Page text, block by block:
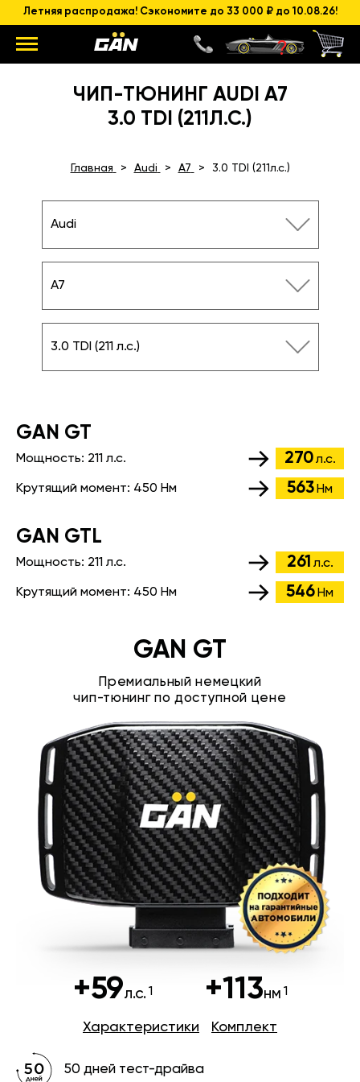
Летняя распродажа! Сэкономите до 33 000 ₽ до 10.08.26!
ЧИП-ТЮНИНГ AUDI A7
3.0 TDI (211Л.С.)
Главная Audi A7 3.0 TDI (211л.с.)
Audi
A7
3.0 TDI (211 л.с.)
GАN GT
Мощность: 211 л.с. 270 л.с.
Крутящий момент: 450 Нм 563 Нм
GАN GTL
Мощность: 211 л.с. 261 л.с.
Крутящий момент: 450 Нм 546 Нм
GAN GT
Премиальный немецкий
чип-тюнинг по доступной цене
+59л.с. +113нм
Характеристики Комплект
50 дней тест-драйва